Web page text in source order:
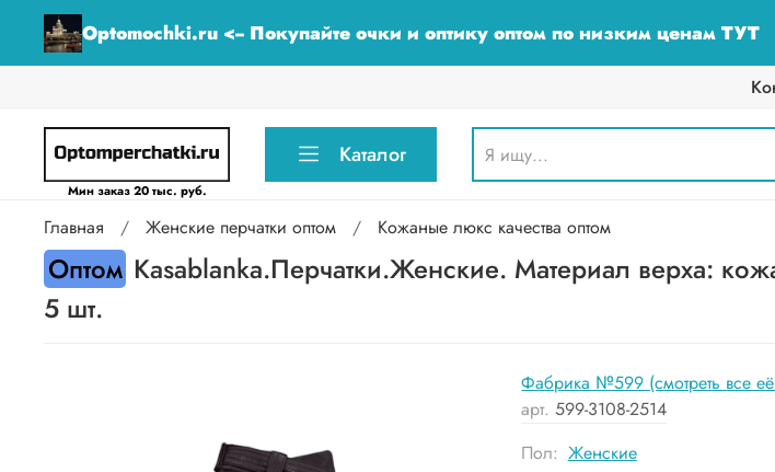
Optomochki.ru <-- Покупайте очки и оптику оптом по низким ценам ТУТ
Мин заказ 20 тыс. руб.
Каталог
Главная Женские перчатки оптом Кожаные люкс качества оптом
Оптом Kasablanka.Перчатки.Женские. Материал верха:
5 шт.
Фабрика №599 (смотреть все её
арт.599-3108-2514
Пол: Женские